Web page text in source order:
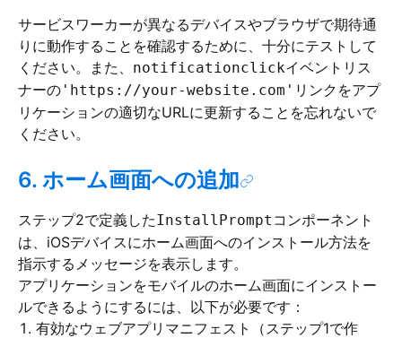
サービスワーカーが異なるデバイスやブラウザで期待通
りに動作することを確認するために、十分にテストして
ください。また、 notificationclickイベントリス
ナーの 'https://your-website.com' リンクをアプ
リケーションの適切なURLに更新することを忘れないで
ください。
6. ホーム画面への追加
ステップ2で定義したInstallPrompt コンポーネント
は、iOSデバイスにホーム画面へのインストール方法を
指示するメッセージを表示します。
アプリケーションをモバイルのホーム画面にインストー
ルできるようにするには、以下が必要です：
有効なウェブアプリマニフェスト（ステップ1で作